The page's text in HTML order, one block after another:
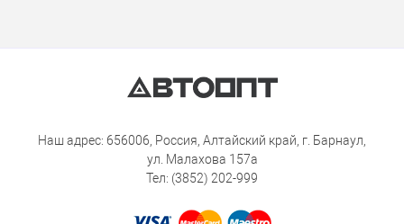
Наш адрес: 656006, Россия, Алтайский край, г. Барнаул,
ул. Малахова 157а
Тел: (3852) 202-999